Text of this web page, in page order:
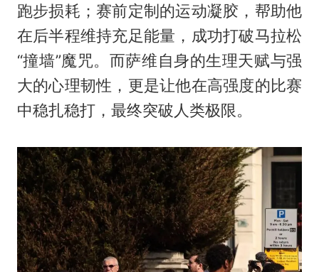
跑步损耗；赛前定制的运动凝胶，帮助他
在后半程维持充足能量，成功打破马拉松
“撞墙”魔咒。而萨维自身的生理天赋与强
大的心理韧性，更是让他在高强度的比赛
中稳扎稳打，最终突破人类极限。